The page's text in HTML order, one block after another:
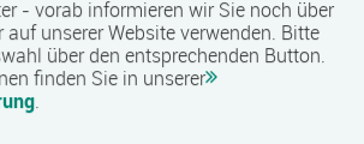
- vorab informieren wir Sie noch über
auf unserer Website verwenden. Bitte
über den entsprechenden Button.
finden Sie in unserer
.